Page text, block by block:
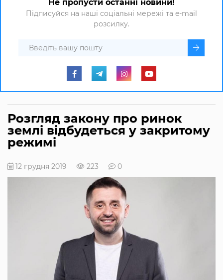
Не пропусти останні новини!
Підписуйся на наші соціальні мережі та e-mail
розсилку.
Розгляд закону про ринок
землі відбудеться у закритому
режимі
12 грудня 2019 223 0